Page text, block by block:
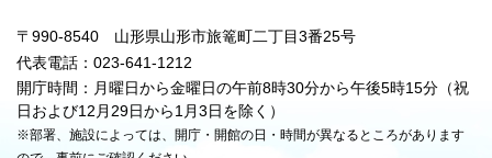
〒990-8540 山形県山形市旅篭町二丁目3番25号
代表電話：023-641-1212
開庁時間：月曜日から金曜日の午前8時30分から午後5時15分（祝
日および12月29日から1月3日を除く）
※部署、施設によっては、開庁・開館の日・時間が異なるところがあります